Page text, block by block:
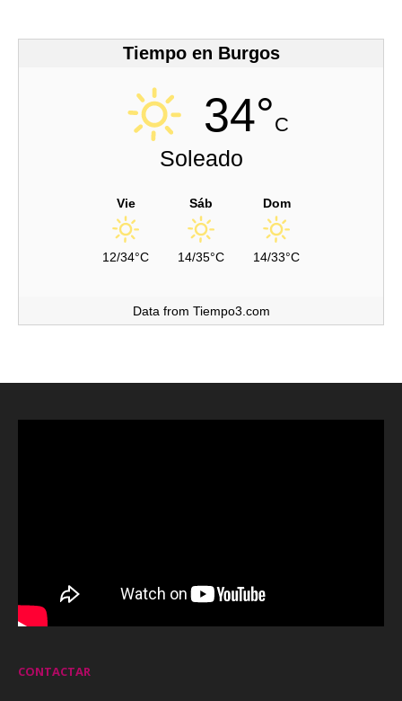
Tiempo en Burgos
34°C
Soleado
Vie
12/34°C
Sáb
14/35°C
Dom
14/33°C
Data from Tiempo3.com
CONTACTAR